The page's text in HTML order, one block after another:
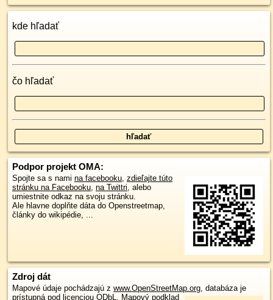
kde hľadať
čo hľadať
Podpor projekt OMA:
Spojte sa s nami na facebooku, zdieľajte túto
stránku na Facebooku, na Twittri, alebo
umiestnite odkaz na svoju stránku.
Ale hlavne doplňte dáta do Openstreetmap,
články do wikipédie, ...
Zdroj dát
Mapové údaje pochádzajú z www.OpenStreetMap.org, databáza je
prístupná pod licenciou ODbL. Mapový podklad